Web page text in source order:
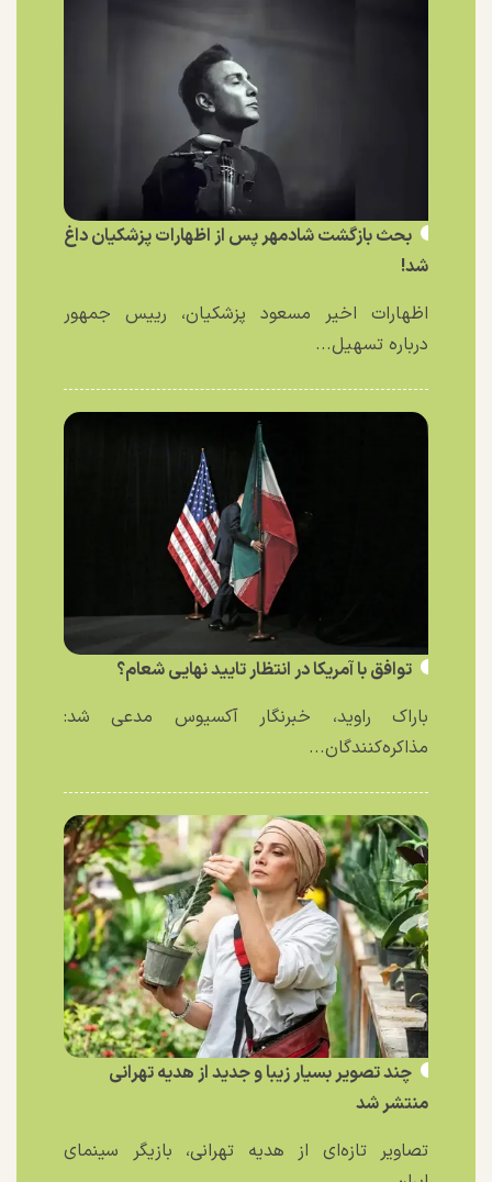
بحث بازگشت شادمهر پس از اظهارات پزشکیان داغ
شد!
اظهارات اخیر مسعود پزشکیان، رییس جمهور
درباره تسهیل...
توافق با آمریکا در انتظار تایید نهایی شعام؟
باراک راوید، خبرنگار آکسیوس مدعی شد:
مذاکره‌کنندگان...
چند تصویر بسیار زیبا و جدید از هدیه تهرانی
منتشر شد
تصاویر تازه‌ای از هدیه تهرانی، بازیگر سینمای